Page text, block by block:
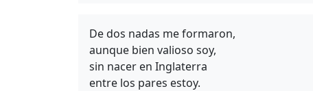
De dos nadas me formaron,
aunque bien valioso soy,
sin nacer en Inglaterra
entre los pares estoy.